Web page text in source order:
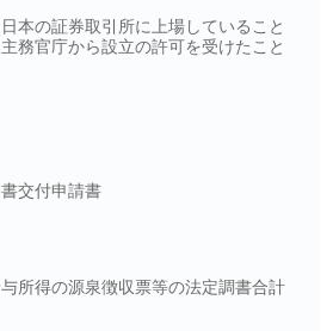
本の証券取引所に上場していること
務官庁から設立の許可を受けたこと
交付申請書
所得の源泉徴収票等の法定調書合計